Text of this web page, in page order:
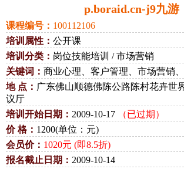
p.boraid.cn-j9九游
课程编号： 100112106
培训属性： 公开课
培训分类： 岗位技能培训 / 市场营销
关键词： 商业心理、客户管理、市场营销、
地 点： 广东佛山顺德佛陈公路陈村花卉世
议厅
培训开始日期： 2009-10-17
（已过期）
价 格： 1200(单位：元)
会员价： 1020元 (即8.5折)
报名截止日期： 2009-10-14